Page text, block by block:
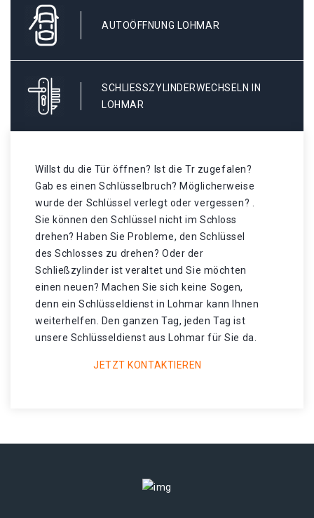
AUTOÖFFNUNG LOHMAR
SCHLIESSZYLINDERWECHSELN IN L
OHMAR
Willst du die Tür öffnen? Ist die Tr zugefalen?
Gab es einen Schlüsselbruch? Möglicherweise
wurde der Schlüssel verlegt oder vergessen? .
Sie können den Schlüssel nicht im Schloss
drehen? Haben Sie Probleme, den Schlüssel
des Schlosses zu drehen? Oder der
Schließzylinder ist veraltet und Sie möchten
einen neuen? Machen Sie sich keine Sogen,
denn ein Schlüsseldienst in Lohmar kann Ihnen
weiterhelfen. Den ganzen Tag, jeden Tag ist
unsere Schlüsseldienst aus Lohmar für Sie da.
JETZT KONTAKTIEREN